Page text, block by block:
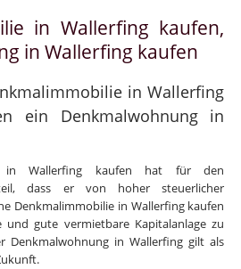
in Wallerfing kaufen,
in Wallerfing kaufen
in Wallerfing
ein Denkmalwohnung in
in Wallerfing kaufen hat für den
dass er von hoher steuerlicher
Denkmalimmobilie in Wallerfing kaufen
und gute vermietbare Kapitalanlage zu
Denkmalwohnung in Wallerfing gilt als